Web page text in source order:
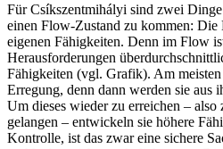
Für Csíkszentmihályi sind zwei
einen Flow-Zustand zu kommen: Die
eigenen Fähigkeiten. Denn im Flow
Herausforderungen
Fähigkeiten (vgl. Grafik). Am
Erregung, denn dann werden sie aus
Um dieses wieder zu erreichen –
gelangen – entwickeln sie höhere
Kontrolle, ist das zwar eine sichere